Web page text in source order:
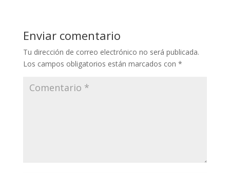
Enviar comentario
Tu dirección de correo electrónico no será publicada.
Los campos obligatorios están marcados con *